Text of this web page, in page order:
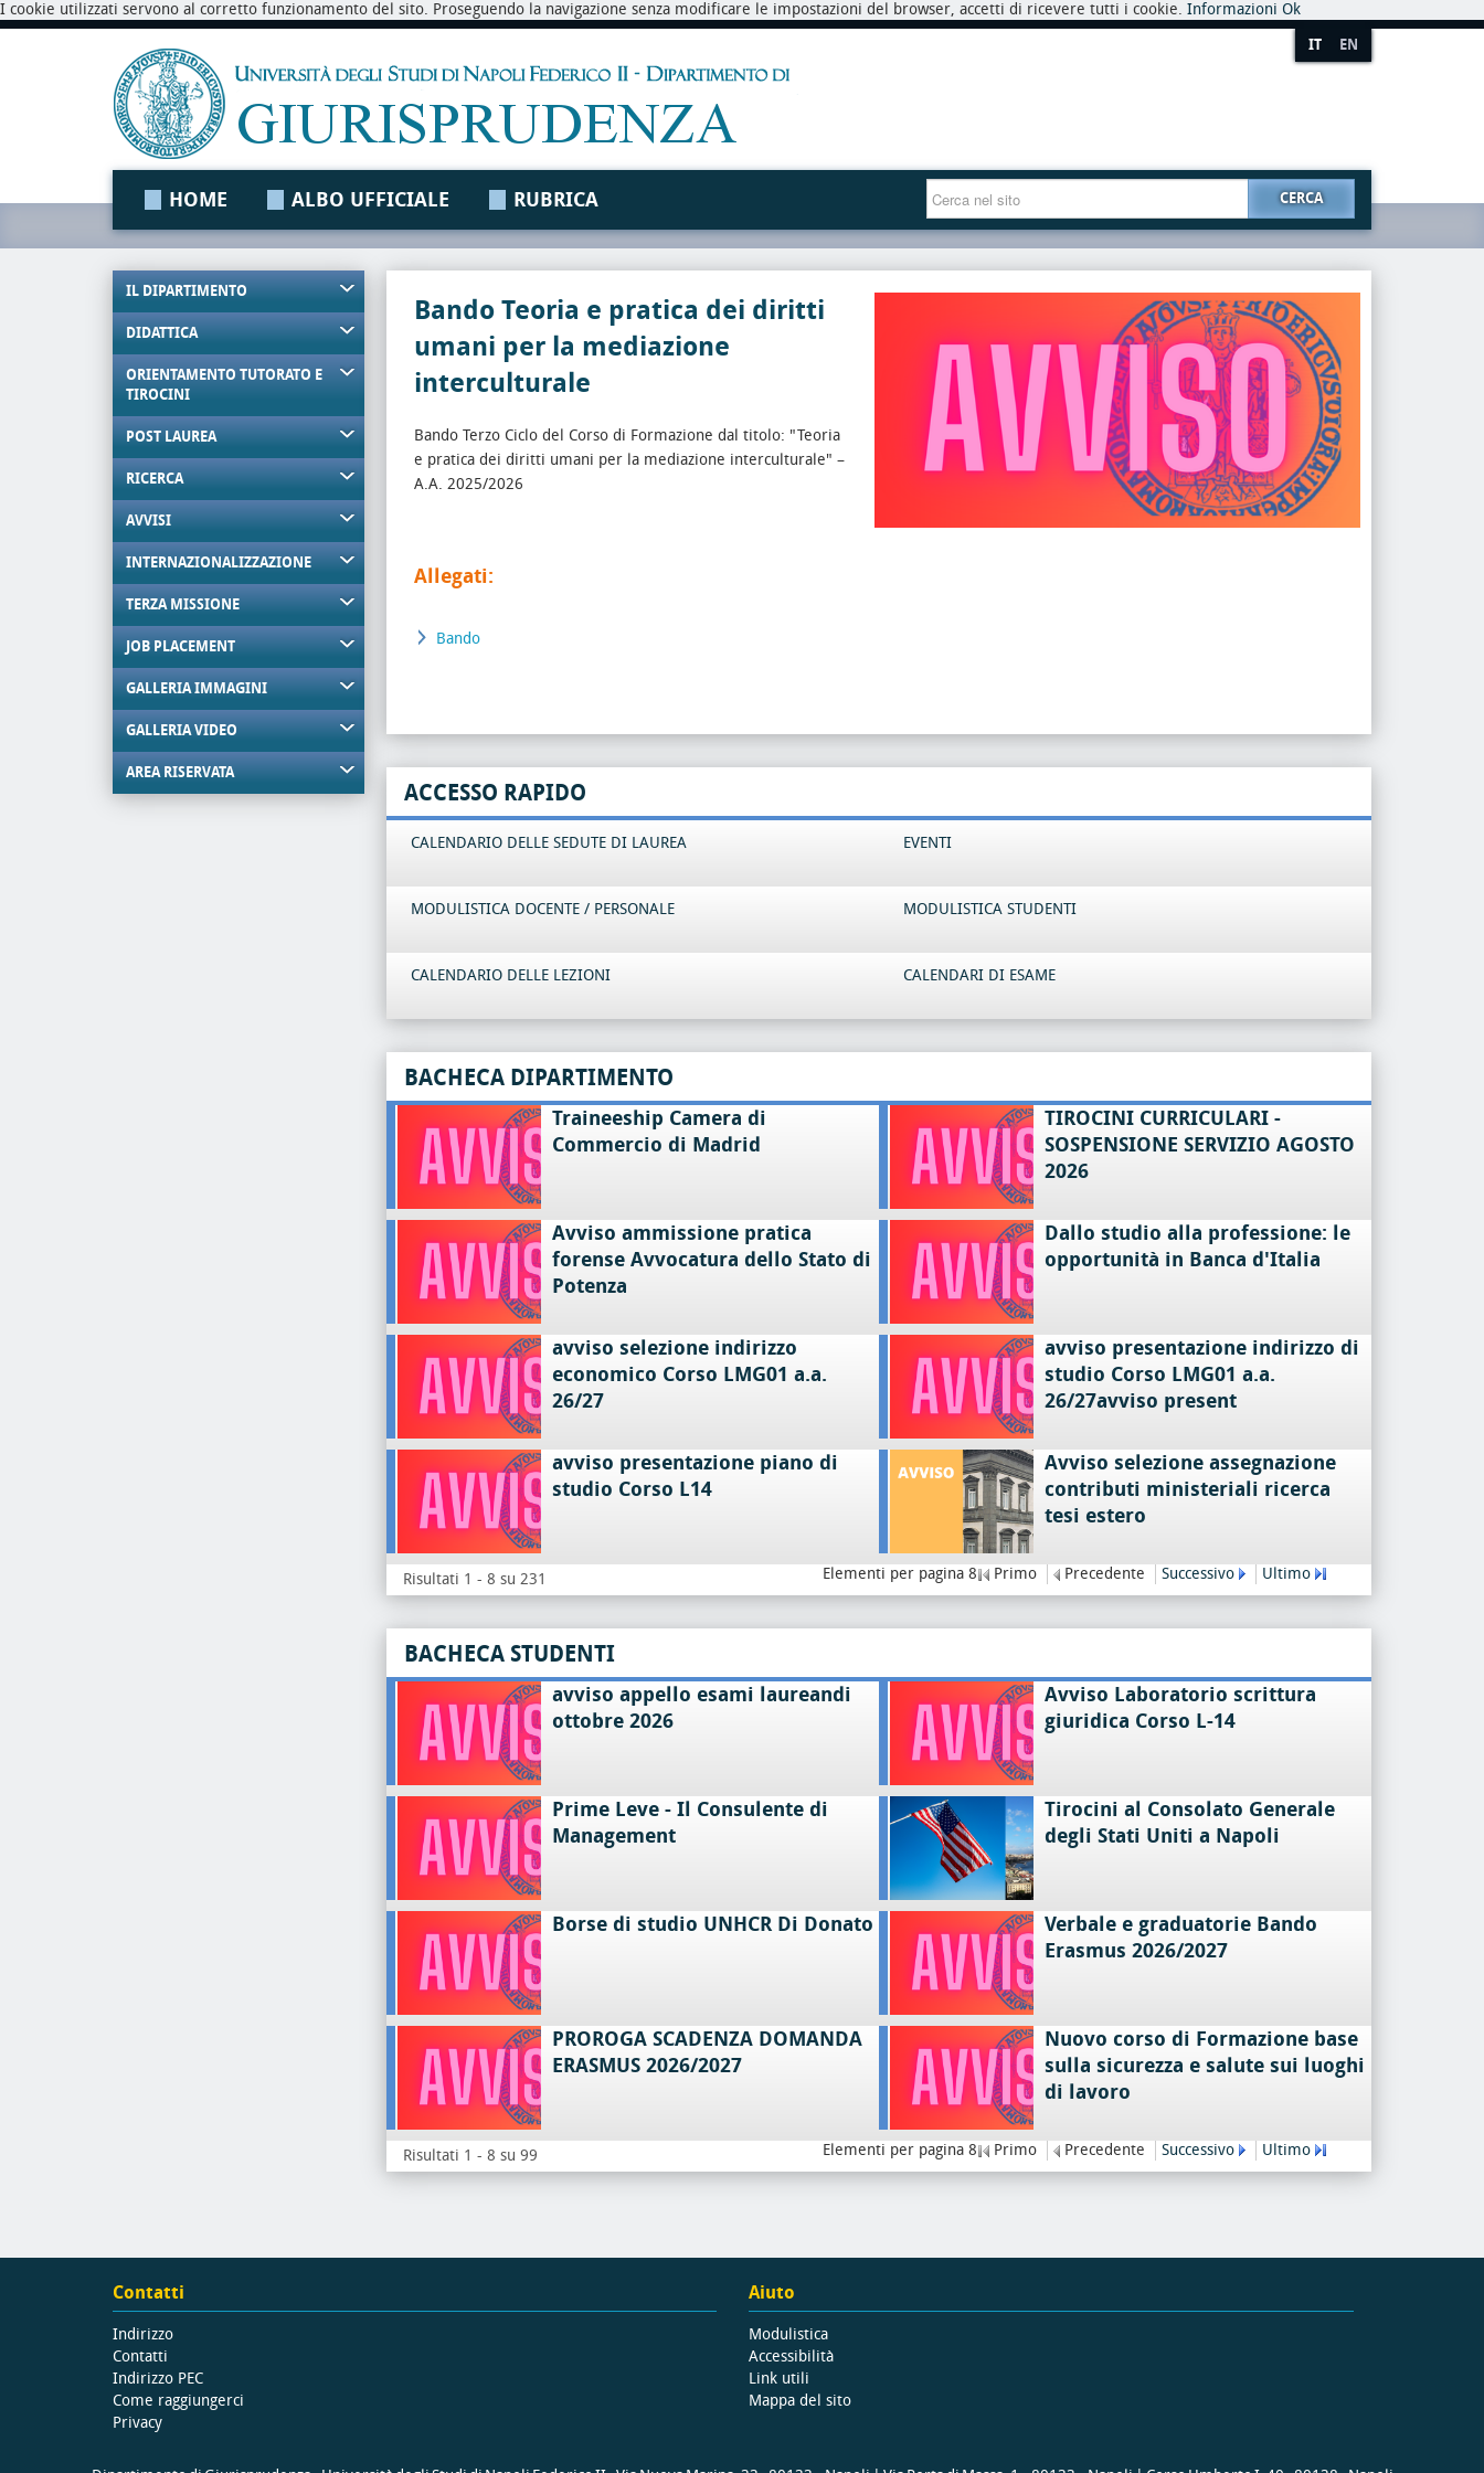
I cookie utilizzati servono al corretto funzionamento del sito. Proseguendo la navigazione senza modificare le impostazioni del browser, accetti di ricevere tutti i cookie. Informazioni Ok
IT EN
HOME ALBO UFFICIALE RUBRICA CERCA
IL DIPARTIMENTO
DIDATTICA
ORIENTAMENTO TUTORATO E
TIROCINI
POST LAUREA
RICERCA
AVVISI
INTERNAZIONALIZZAZIONE
TERZA MISSIONE
JOB PLACEMENT
GALLERIA IMMAGINI
GALLERIA VIDEO
AREA RISERVATA
Bando Teoria e pratica dei diritti
umani per la mediazione
interculturale
Bando Terzo Ciclo del Corso di Formazione dal titolo: "Teoria
e pratica dei diritti umani per la mediazione interculturale" –
A.A. 2025/2026
Allegati:
Bando
ACCESSO RAPIDO
CALENDARIO DELLE SEDUTE DI LAUREA EVENTI
MODULISTICA DOCENTE / PERSONALE MODULISTICA STUDENTI
CALENDARIO DELLE LEZIONI CALENDARI DI ESAME
BACHECA DIPARTIMENTO
Traineeship Camera di
Commercio di Madrid
TIROCINI CURRICULARI -
SOSPENSIONE SERVIZIO AGOSTO
2026
Avviso ammissione pratica
forense Avvocatura dello Stato di
Potenza
Dallo studio alla professione: le
opportunità in Banca d'Italia
avviso selezione indirizzo
economico Corso LMG01 a.a.
26/27
avviso presentazione indirizzo di
studio Corso LMG01 a.a.
26/27avviso present
avviso presentazione piano di
studio Corso L14
Avviso selezione assegnazione
contributi ministeriali ricerca
tesi estero
Risultati 1 - 8 su 231 Elementi per pagina 8 Primo Precedente Successivo Ultimo
BACHECA STUDENTI
avviso appello esami laureandi
ottobre 2026
Avviso Laboratorio scrittura
giuridica Corso L-14
Prime Leve - Il Consulente di
Management
Tirocini al Consolato Generale
degli Stati Uniti a Napoli
Borse di studio UNHCR Di Donato
Verbale e graduatorie Bando
Erasmus 2026/2027
PROROGA SCADENZA DOMANDA
ERASMUS 2026/2027
Nuovo corso di Formazione base
sulla sicurezza e salute sui luoghi
di lavoro
Risultati 1 - 8 su 99 Elementi per pagina 8 Primo Precedente Successivo Ultimo
Contatti
Indirizzo
Contatti
Indirizzo PEC
Come raggiungerci
Privacy
Aiuto
Modulistica
Accessibilità
Link utili
Mappa del sito